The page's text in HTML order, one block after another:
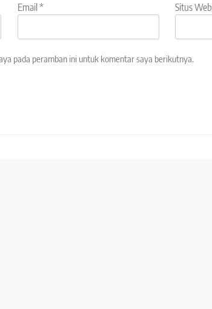
Email* Situs Web
pada peramban ini untuk komentar saya berikutnya.